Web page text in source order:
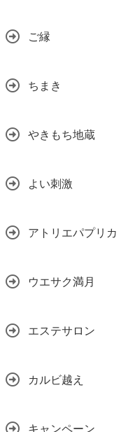
ご縁
ちまき
やきもち地蔵
よい刺激
アトリエパプリカ
ウエサク満月
エステサロン
カルビ越え
キャンペーン